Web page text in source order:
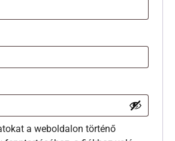
a weboldalon történő